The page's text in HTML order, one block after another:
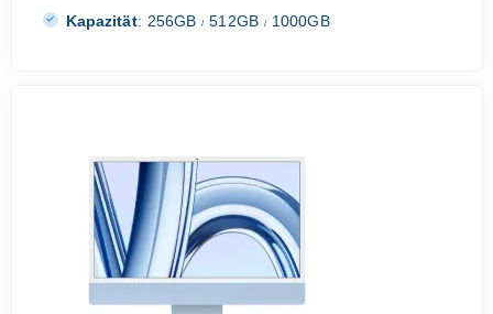
Kapazität: 256GB/ 512GB /1000GB